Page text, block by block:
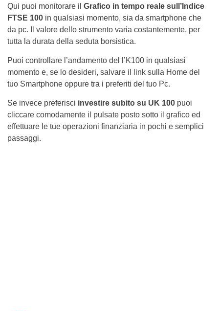
Qui puoi monitorare il Grafico in tempo reale sull’Indice
FTSE 100 in qualsiasi momento, sia da smartphone che
da pc. Il valore dello strumento varia costantemente, per
tutta la durata della seduta borsistica.
Puoi controllare l’andamento del l’K100 in qualsiasi
momento e, se lo desideri, salvare il link sulla Home del
tuo Smartphone oppure tra i preferiti del tuo Pc.
Se invece preferisci investire subito su UK 100 puoi
cliccare comodamente il pulsate posto sotto il grafico ed
effettuare le tue operazioni finanziaria in pochi e semplici
passaggi.